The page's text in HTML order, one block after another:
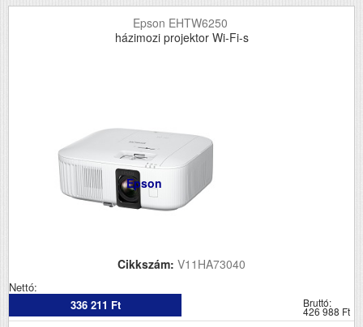
Epson EHTW6250
házimozi projektor Wi-Fi-s
Epson
Cikkszám: V11HA73040
Nettó:
336 211 Ft
Bruttó:
426 988 Ft